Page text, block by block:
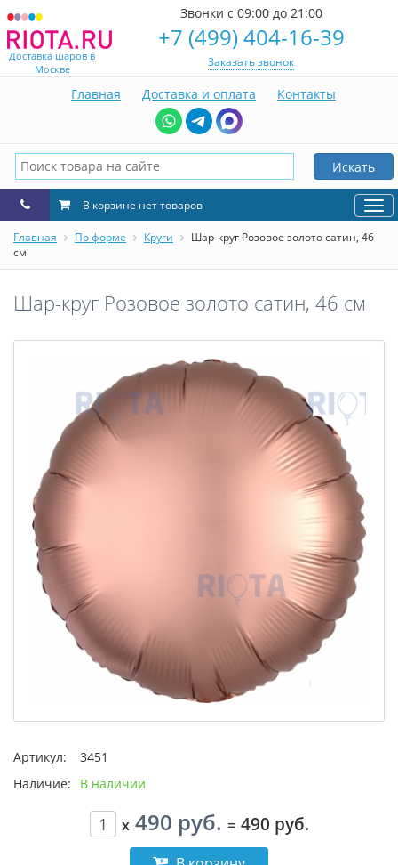
Доставка шаров в
Москве
Звонки с 09:00 до 21:00
+7 (499) 404-16-39
Заказать звонок
Главная Доставка и оплата Контакты
Искать
В корзине нет товаров
Главная По форме Круги
Шар-круг Розовое золото сатин, 46
см
Шар-круг Розовое золото сатин, 46 см
Артикул:
3451
Наличие:
В наличии
x 490 руб. = 490 руб.